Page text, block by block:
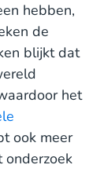
hebben,
de
blijkt dat
het
ook meer
onderzoek